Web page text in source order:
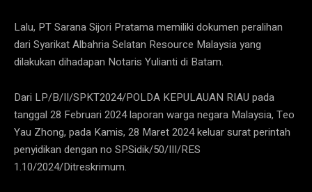
Lalu, PT Sarana Sijori Pratama memiliki dokumen peralihan
dari Syarikat Albahria Selatan Resource Malaysia yang
dilakukan dihadapan Notaris Yulianti di Batam.
Dari LP/B/II/SPKT2024/POLDA KEPULAUAN RIAU pada
tanggal 28 Februari 2024 laporan warga negara Malaysia, Teo
Yau Zhong, pada Kamis, 28 Maret 2024 keluar surat perintah
penyidikan dengan no SP.Sidik/50/III/RES
1.10/2024/Ditreskrimum.